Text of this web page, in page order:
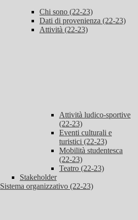
Chi sono (22-23)
Dati di provenienza (22-23)
Attività (22-23)
Attività ludico-sportive
(22-23)
Eventi culturali e
turistici (22-23)
Mobilità studentesca
(22-23)
Teatro (22-23)
Stakeholder
Sistema organizzativo (22-23)